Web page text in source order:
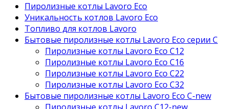
Пиролизные котлы Lavoro Eco
Уникальность котлов Lavoro Eco
Топливо для котлов Lavoro
Бытовые пиролизные котлы Lavoro Eco серии С
Пиролизные котлы Lavoro Eco С12
Пиролизные котлы Lavoro Eco С16
Пиролизные котлы Lavoro Eco С22
Пиролизные котлы Lavoro Eco С32
Бытовые пиролизные котлы Lavoro Eco C-new